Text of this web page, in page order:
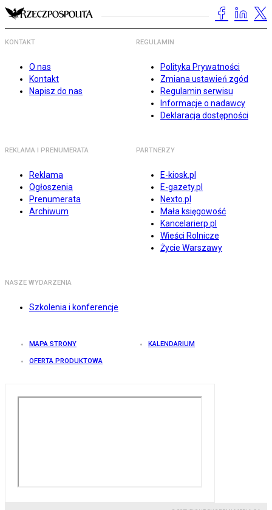
KONTAKT
O nas
Kontakt
Napisz do nas
REGULAMIN
Polityka Prywatności
Zmiana ustawień zgód
Regulamin serwisu
Informacje o nadawcy
Deklaracja dostępności
REKLAMA I PRENUMERATA
Reklama
Ogłoszenia
Prenumerata
Archiwum
PARTNERZY
E-kiosk.pl
E-gazety.pl
Nexto.pl
Mała księgowość
Kancelarierp.pl
Wieści Rolnicze
Życie Warszawy
NASZE WYDARZENIA
Szkolenia i konferencje
MAPA STRONY KALENDARIUM
OFERTA PRODUKTOWA